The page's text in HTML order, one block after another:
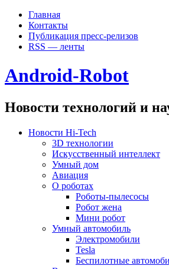
Главная
Контакты
Публикация пресс-релизов
RSS — ленты
Android-Robot
Новости технологий и
Новости Hi-Tech
3D технологии
Искусственный интеллект
Умный дом
Авиация
О роботах
Роботы-пылесосы
Робот жена
Мини робот
Умный автомобиль
Электромобили
Tesla
Беспилотные